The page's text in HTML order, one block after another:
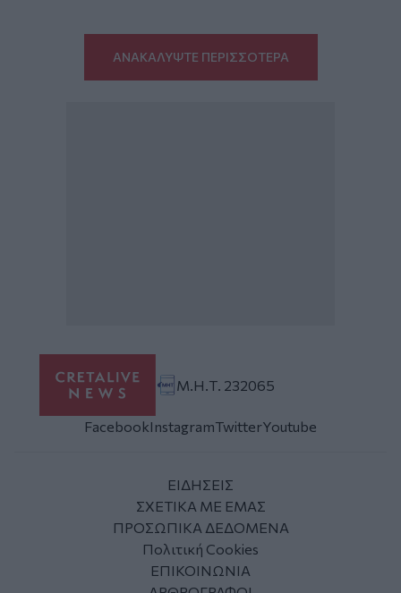
ΑΝΑΚΑΛΥΨΤΕ ΠΕΡΙΣΣΟΤΕΡΑ
Μ.Η.Τ. 232065
FacebookInstagramTwitterYoutube
ΕΙΔΗΣΕΙΣ
ΣΧΕΤΙΚΑ ΜΕ ΕΜΑΣ
ΠΡΟΣΩΠΙΚΑ ΔΕΔΟΜΕΝΑ
Πολιτική Cookies
ΕΠΙΚΟΙΝΩΝΙΑ